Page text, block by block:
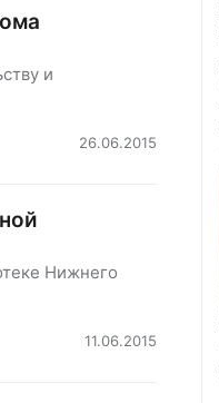
и
26.06.2015
Нижнего
11.06.2015